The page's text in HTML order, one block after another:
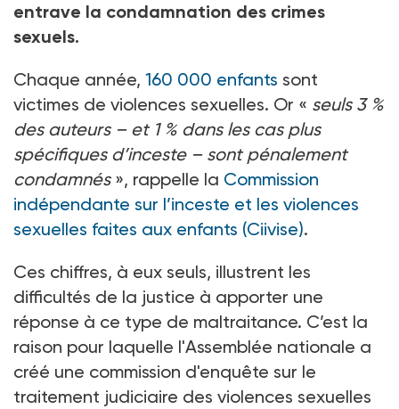
entrave la condamnation des crimes
sexuels.
Chaque année, 160 000 enfants sont
victimes de violences sexuelles. Or « seuls 3 %
des auteurs – et 1 % dans les cas plus
spécifiques d’inceste – sont pénalement
condamnés », rappelle la Commission
indépendante sur l’inceste et les violences
sexuelles faites aux enfants (Ciivise).
Ces chiffres, à eux seuls, illustrent les
difficultés de la justice à apporter une
réponse à ce type de maltraitance. C’est la
raison pour laquelle l'Assemblée nationale a
créé une commission d'enquête sur le
traitement judiciaire des violences sexuelles